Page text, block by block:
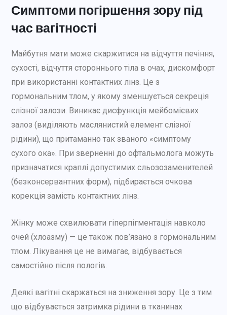
Симптоми погіршення зору під
час вагітності
Майбутня мати може скаржитися на відчуття печіння,
сухості, відчуття стороннього тіла в очах, дискомфорт
при використанні контактних лінз. Це з
гормональним тлом, у якому зменшується секреція
слізної залози. Виникає дисфункція мейбомієвих
залоз (виділяють маслянистий елемент слізної
рідини), що притаманно так званого «симптому
сухого ока». При зверненні до офтальмолога можуть
призначатися краплі допустимих сльозозаменителей
(безконсервантних форм), підбирається очкова
корекція замість контактних лінз.
Жінку може схвилювати гіперпігментація навколо
очей (хлоазму) — це також пов’язано з гормональним
тлом. Лікування це не вимагає, відбувається
самостійно після пологів.
Деякі вагітні скаржаться на зниження зору. Це з тим
що відбувається затримка рідини в тканинах